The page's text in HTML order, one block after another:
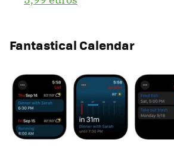
Fantastical Calendar